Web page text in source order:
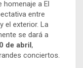
homenaje a El
entre
el exterior. La
se dará a
de abril,
conciertos.